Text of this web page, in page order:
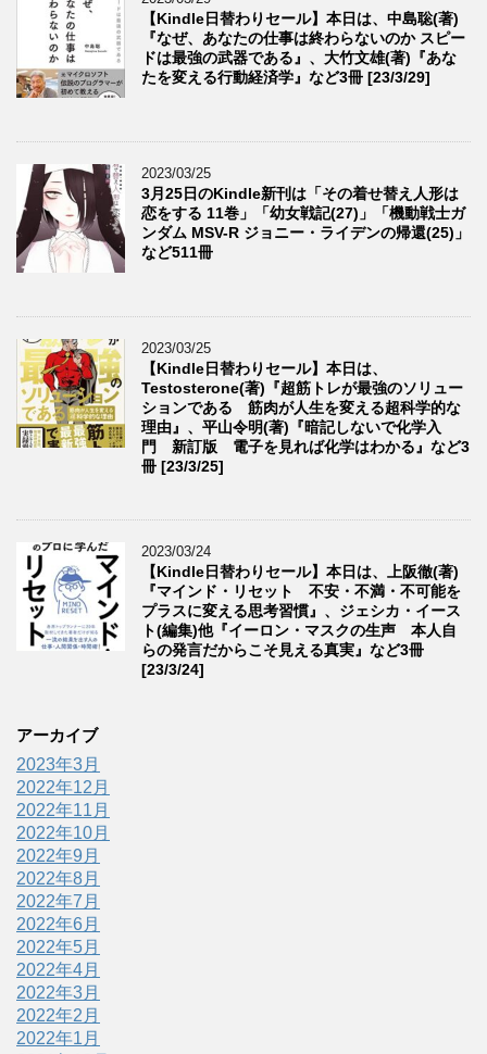
【Kindle日替わりセール】本日は、中島聡(著)
『なぜ、あなたの仕事は終わらないのか スピー
ドは最強の武器である』、大竹文雄(著)『あな
たを変える行動経済学』など3冊 [23/3/29]
2023/03/25
3月25日のKindle新刊は「その着せ替え人形は
恋をする 11巻」「幼女戦記(27)」「機動戦士ガ
ンダム MSV-R ジョニー・ライデンの帰還(25)」
など511冊
2023/03/25
【Kindle日替わりセール】本日は、
Testosterone(著)『超筋トレが最強のソリュー
ションである 筋肉が人生を変える超科学的な
理由』、平山令明(著)『暗記しないで化学入
門 新訂版 電子を見れば化学はわかる』など3
冊 [23/3/25]
2023/03/24
【Kindle日替わりセール】本日は、上阪徹(著)
『マインド・リセット 不安・不満・不可能を
プラスに変える思考習慣』、ジェシカ・イース
ト(編集)他『イーロン・マスクの生声 本人自
らの発言だからこそ見える真実』など3冊
[23/3/24]
アーカイブ
2023年3月
2022年12月
2022年11月
2022年10月
2022年9月
2022年8月
2022年7月
2022年6月
2022年5月
2022年4月
2022年3月
2022年2月
2022年1月